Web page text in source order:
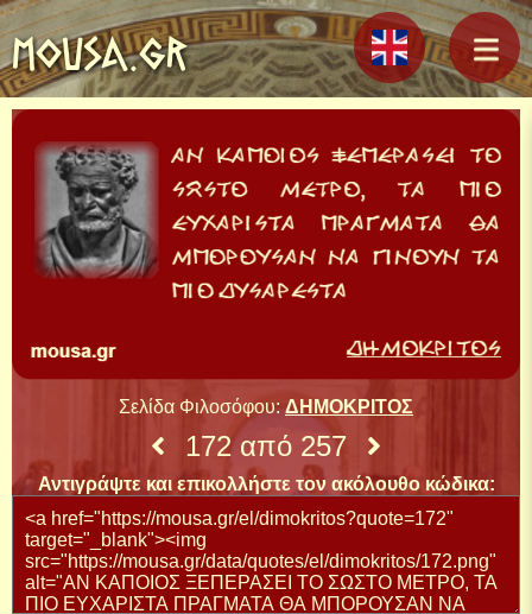
MOUSA.GR
Σελίδα Φιλοσόφου:ΔΗΜΟΚΡΙΤΟΣ
172 από 257
Αντιγράψτε και επικολλήστε τον ακόλουθο κώδικα: